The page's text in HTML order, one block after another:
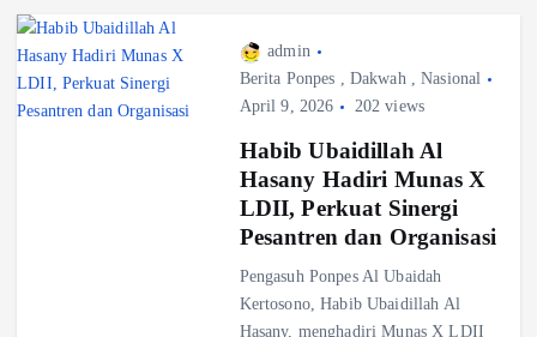
admin
Berita Ponpes , Dakwah,Nasional
April 9, 2026
202 views
Habib Ubaidillah Al
Hasany Hadiri Munas X
LDII, Perkuat Sinergi
Pesantren dan Organisasi
Pengasuh Ponpes Al Ubaidah
Kertosono, Habib Ubaidillah Al
Hasany, menghadiri Munas X LDII